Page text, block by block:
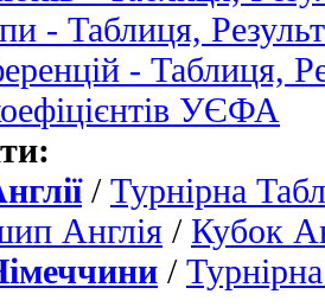
- Таблиця,
- Таблиця,
УЄФА
/ Турнірна
Англія / Кубок
/